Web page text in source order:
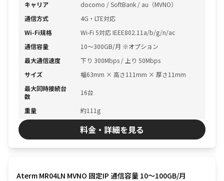
キャリア
docomo / SoftBank / au（MVNO）
通信方式
4G・LTE対応
Wi-Fi規格
Wi-Fi 5対応 IEEE802.11a/b/g/n/ac
通信容量
10〜300GB/月 ※オプション
最大通信速度
下り 300Mbps / 上り 50Mbps
サイズ
幅63mm × 高さ111mm × 厚さ11mm
最大同時接続台
数
16台
重量 約111g
料金・詳細を見る
Aterm MR04LN MVNO 固定IP 通信容量 10〜100GB/月